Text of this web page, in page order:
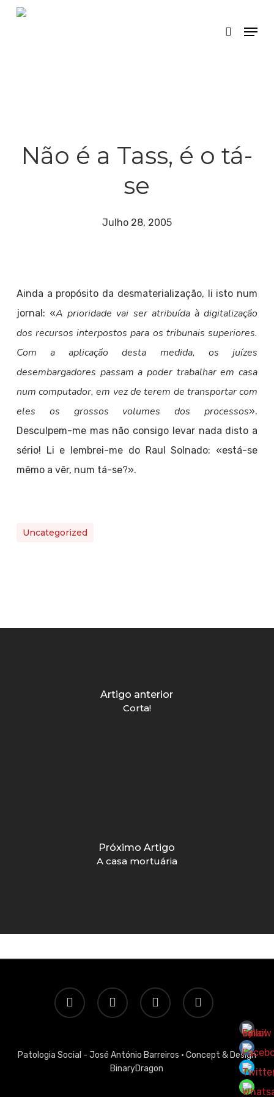
Skip
search
Menu
Não é a Tass, é o tá-
se
Julho 28, 2005
Ainda a propósito da desmaterialização, li isto num
jornal: «A prioridade vai ser atribuída à digitalização
dos recursos interpostos para os tribunais superiores.
Com a aplicação desta medida, os juízes
desembargadores passam a poder trabalhar em casa
num computador, em vez de terem de transportar com
eles os grossos volumes dos processos».
Desculpem-me mas não consigo levar nada disto a
sério! Li e lembrei-me do Raul Solnado: «está-se
mêmo a vêr, num tá-se?».
Uncategorized
Artigo anterior
Corta!
Próximo Artigo
A casa mortuária
twitter facebook linkedin email
Patologia Social - José António Barreiros · Concept & Design
BinaryDragon